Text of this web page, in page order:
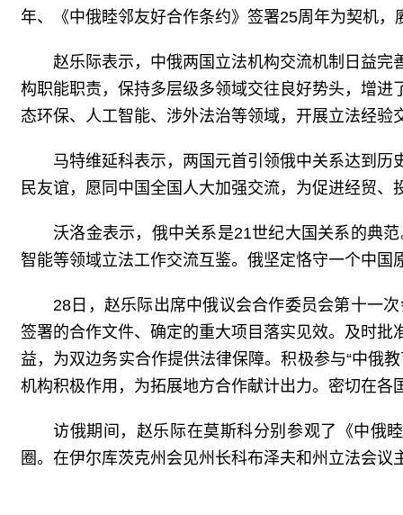
年、《中俄睦邻友好合作条约》签署25周年为契机
赵乐际表示，中俄两国立法机构交流机制日益
构职能职责，保持多层级多领域交往良好势头，增
态环保、人工智能、涉外法治等领域，开展立法经验
马特维延科表示，两国元首引领俄中关系达到
民友谊，愿同中国全国人大加强交流，为促进经贸
沃洛金表示，俄中关系是21世纪大国关系的典
智能等领域立法工作交流互鉴。俄坚定恪守一个中
28日，赵乐际出席中俄议会合作委员会第十一
签署的合作文件、确定的重大项目落实见效。及时
益，为双边务实合作提供法律保障。积极参与“中俄
机构积极作用，为拓展地方合作献计出力。密切在
访俄期间，赵乐际在莫斯科分别参观了《中俄
圈。在伊尔库茨克州会见州长科布泽夫和州立法会